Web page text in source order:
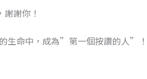
謝你！
生命中，成為”第一個按讚的人”！